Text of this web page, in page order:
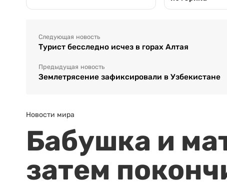
Следующая новость
Турист бесследно исчез в горах Алтая
Предыдущая новость
Землетрясение зафиксировали в Узбекистане
Новости мира
Бабушка и
затем